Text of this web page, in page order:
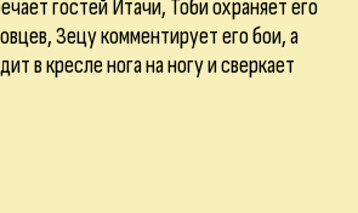
гостей Итачи, Тоби охраняет его
Зецу комментирует его бои, а
в кресле нога на ногу и сверкает